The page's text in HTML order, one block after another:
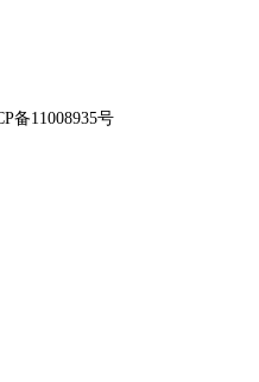
备11008935号